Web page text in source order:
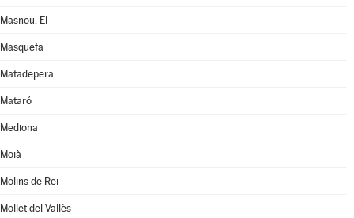
Masnou, El
Masquefa
Matadepera
Mataró
Mediona
Moià
Molins de Rei
Mollet del Vallès